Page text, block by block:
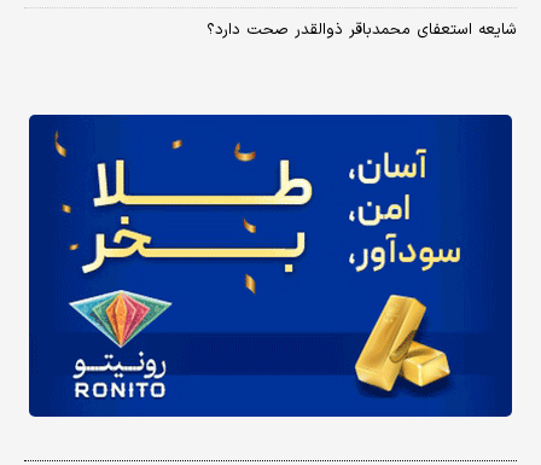
شایعه استعفای محمدباقر ذوالقدر صحت دارد؟